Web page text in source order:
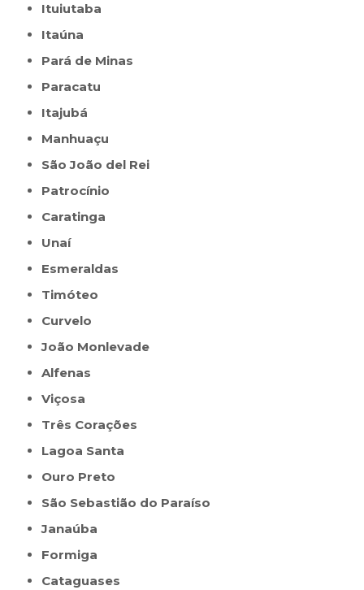
Ituiutaba
Itaúna
Pará de Minas
Paracatu
Itajubá
Manhuaçu
São João del Rei
Patrocínio
Caratinga
Unaí
Esmeraldas
Timóteo
Curvelo
João Monlevade
Alfenas
Viçosa
Três Corações
Lagoa Santa
Ouro Preto
São Sebastião do Paraíso
Janaúba
Formiga
Cataguases